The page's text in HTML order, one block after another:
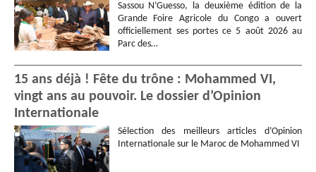
Sassou N’Guesso, la deuxième édition de la
Grande Foire Agricole du Congo a ouvert
officiellement ses portes ce 5 août 2026 au
Parc des…
15 ans déjà ! Fête du trône : Mohammed VI,
vingt ans au pouvoir. Le dossier d’Opinion
Internationale
Sélection des meilleurs articles d’Opinion
Internationale sur le Maroc de Mohammed VI